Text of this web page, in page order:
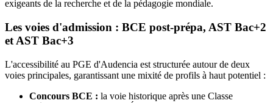
exigeants de la recherche et de la pédagogie mondiale.
Les voies d'admission : BCE post-prépa, AST Bac+2
et AST Bac+3
L'accessibilité au PGE d'Audencia est structurée autour de deux
voies principales, garantissant une mixité de profils à haut potentiel :
Concours BCE : la voie historique après une Classe